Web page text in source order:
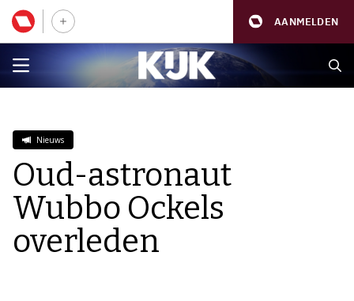
AANMELDEN
Nieuws
Oud-astronaut
Wubbo Ockels
overleden